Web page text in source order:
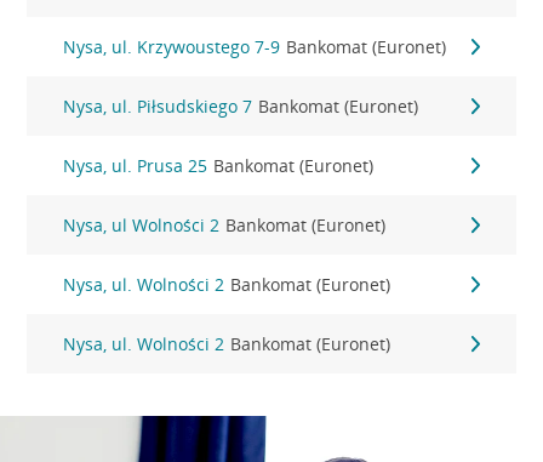
Nysa, ul. Krzywoustego 7-9 Bankomat (Euronet)
Nysa, ul. Piłsudskiego 7 Bankomat (Euronet)
Nysa, ul. Prusa 25 Bankomat (Euronet)
Nysa, ul Wolności 2 Bankomat (Euronet)
Nysa, ul. Wolności 2 Bankomat (Euronet)
Nysa, ul. Wolności 2 Bankomat (Euronet)